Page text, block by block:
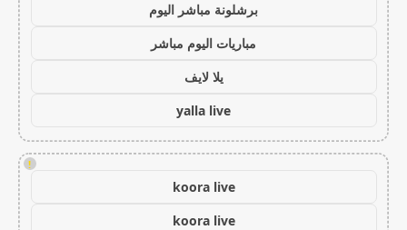
برشلونة مباشر اليوم
مباريات اليوم مباشر
يلا لايف
yalla live
!
koora live
koora live